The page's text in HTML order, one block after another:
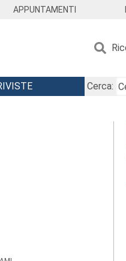
APPUNTAMENTI
Cerca: